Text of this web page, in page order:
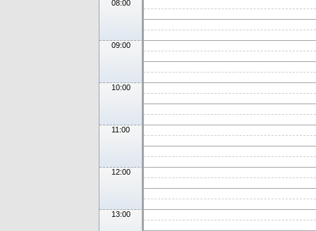
08:00
09:00
10:00
11:00
12:00
13:00